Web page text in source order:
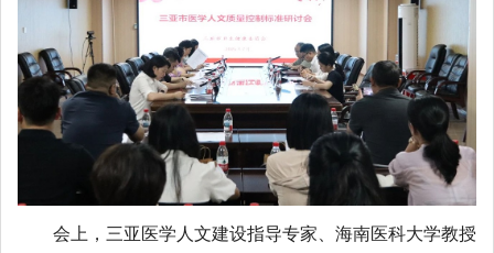
会上，三亚医学人文建设指导专家、海南医科大学教授